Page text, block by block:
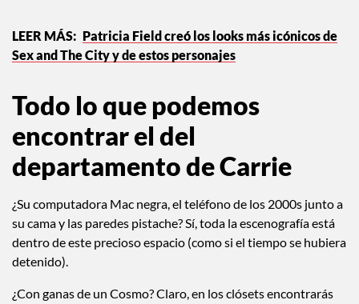
Patricia Field creó los looks más icónicos de
Sex and The City y de estos personajes
Todo lo que podemos
encontrar el del
departamento de Carrie
¿Su computadora Mac negra, el teléfono de los 2000s junto a
su cama y las paredes pistache? Sí, toda la escenografía está
dentro de este precioso espacio (como si el tiempo se hubiera
detenido).
¿Con ganas de un Cosmo? Claro, en los clósets encontrarás